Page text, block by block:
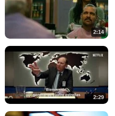
2:14
2:29